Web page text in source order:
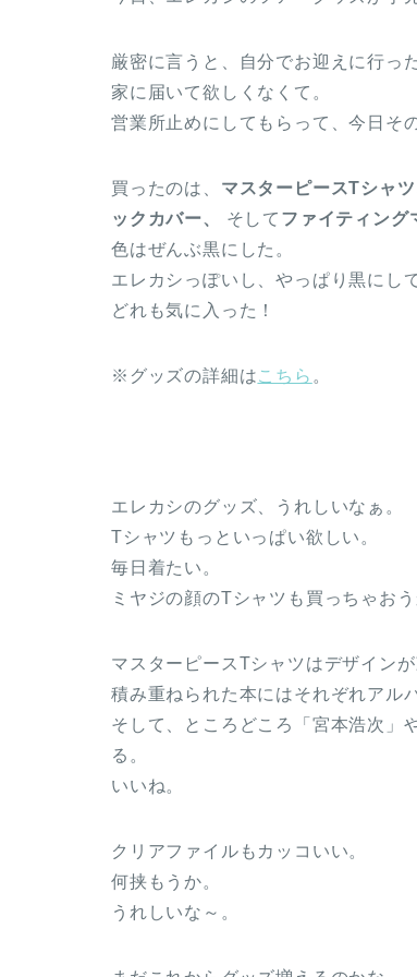
厳密に言うと、自分でお迎えに行った
家に届いて欲しくなくて。
営業所止めにしてもらって、今日そ
買ったのは、 マスターピースTシャ
ックカバー、
そして ファイティング
色はぜんぶ黒にした。
エレカシっぽいし、やっぱり黒にし
どれも気に入った！
※グッズの詳細はこちら 。
エレカシのグッズ、うれしいなぁ。
Tシャツもっといっぱい欲しい。
毎日着たい。
ミヤジの顔のTシャツも買っちゃおう
マスターピースTシャツはデザインが
積み重ねられた本にはそれぞれアル
そして、ところどころ「宮本浩次」
る。
いいね。
クリアファイルもカッコいい。
何挟もうか。
うれしいな～。